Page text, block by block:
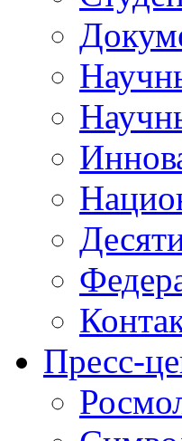
Пресс-